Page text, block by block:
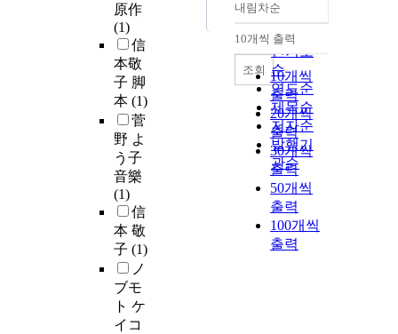
原作
(1)
信
本敬
子 脚
本 (1)
菅
野 よ
う子
音樂
(1)
信
本 敬
子 (1)
ノ
ブモ
ト ケ
イコ
정확도
순
인기도
순
연도순
제목순
저자순
발행기
관순
내림차순
내림차순
10개씩 출력
10개씩
출력
20개씩
출력
30개씩
출력
50개씩
출력
100개씩
출력
조회